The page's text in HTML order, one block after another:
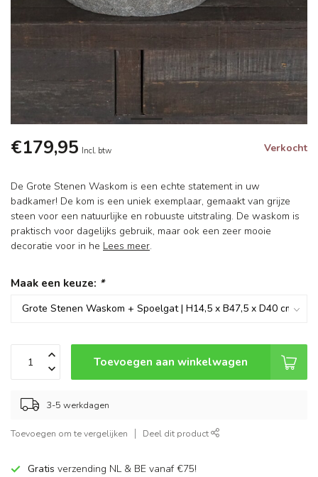
€179,95 Incl. btw Verkocht
De Grote Stenen Waskom is een echte statement in uw
badkamer! De kom is een uniek exemplaar, gemaakt van grijze
steen voor een natuurlijke en robuuste uitstraling. De waskom is
praktisch voor dagelijks gebruik, maar ook een zeer mooie
decoratie voor in he Lees meer.
Maak een keuze: *
Toevoegen aan winkelwagen
3-5 werkdagen
Toevoegen om te vergelijken Deel dit product
Gratis verzending NL & BE vanaf €75!